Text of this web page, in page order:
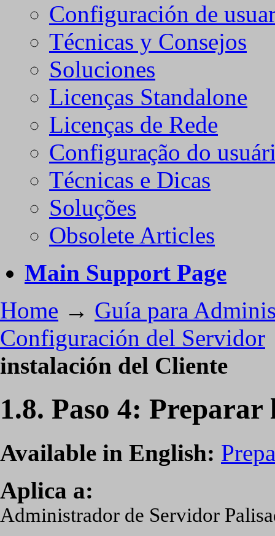
Configuración de
Técnicas y Consejos
Soluciones
Licenças Standalone
Licenças de Rede
Configuração do
Técnicas e Dicas
Soluções
Obsolete Articles
Main Support Page
Home → Guía para
Configuración del Servidor
instalación del Cliente
1.8. Paso 4:
Available in English:
Aplica a:
Administrador de Servidor